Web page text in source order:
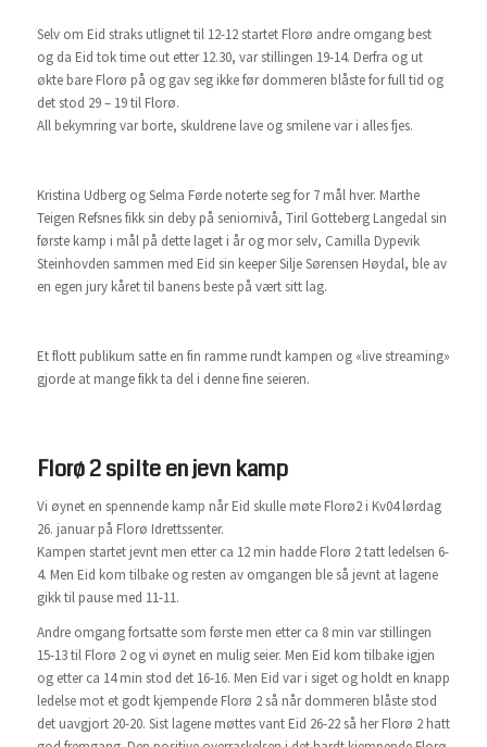
Selv om Eid straks utlignet til 12-12 startet Florø andre omgang best
og da Eid tok time out etter 12.30, var stillingen 19-14. Derfra og ut
økte bare Florø på og gav seg ikke før dommeren blåste for full tid og
det stod 29 – 19 til Florø.
All bekymring var borte, skuldrene lave og smilene var i alles fjes.
Kristina Udberg og Selma Førde noterte seg for 7 mål hver. Marthe
Teigen Refsnes fikk sin deby på seniornivå, Tiril Gotteberg Langedal sin
første kamp i mål på dette laget i år og mor selv, Camilla Dypevik
Steinhovden sammen med Eid sin keeper Silje Sørensen Høydal, ble av
en egen jury kåret til banens beste på vært sitt lag.
Et flott publikum satte en fin ramme rundt kampen og «live streaming»
gjorde at mange fikk ta del i denne fine seieren.
Florø 2 spilte en jevn kamp
Vi øynet en spennende kamp når Eid skulle møte Florø2 i Kv04 lørdag
26. januar på Florø Idrettssenter.
Kampen startet jevnt men etter ca 12 min hadde Florø 2 tatt ledelsen 6-
4. Men Eid kom tilbake og resten av omgangen ble så jevnt at lagene
gikk til pause med 11-11.
Andre omgang fortsatte som første men etter ca 8 min var stillingen
15-13 til Florø 2 og vi øynet en mulig seier. Men Eid kom tilbake igjen
og etter ca 14 min stod det 16-16. Men Eid var i siget og holdt en knapp
ledelse mot et godt kjempende Florø 2 så når dommeren blåste stod
det uavgjort 20-20. Sist lagene møttes vant Eid 26-22 så her Florø 2 hatt